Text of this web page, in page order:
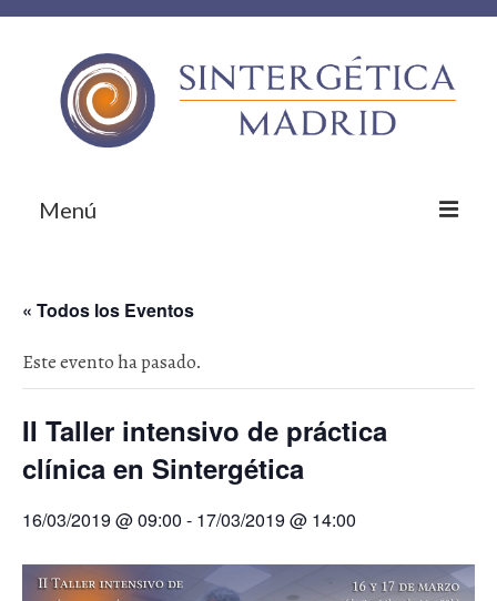
Menú
Sobre nosotros
¿Qué te ofrecemos?
« Todos los Eventos
Este evento ha pasado.
II Taller intensivo de práctica
clínica en Sintergética
16/03/2019 @ 09:00 - 17/03/2019 @ 14:00